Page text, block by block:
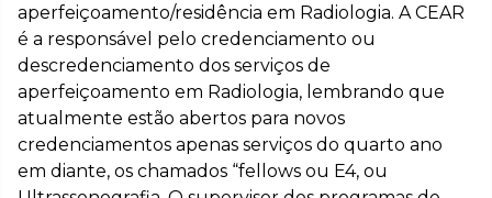
aperfeiçoamento/residência em Radiologia. A CEAR
é a responsável pelo credenciamento ou
descredenciamento dos serviços de
aperfeiçoamento em Radiologia, lembrando que
atualmente estão abertos para novos
credenciamentos apenas serviços do quarto ano
em diante, os chamados “fellows ou E4, ou